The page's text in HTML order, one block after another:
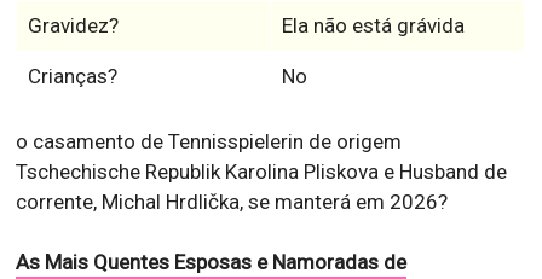
Gravidez? Ela não está grávida
Crianças? No
o casamento de Tennisspielerin de origem
Tschechische Republik Karolina Pliskova e Husband de
corrente, Michal Hrdlička, se manterá em 2026?
As Mais Quentes Esposas e Namoradas de